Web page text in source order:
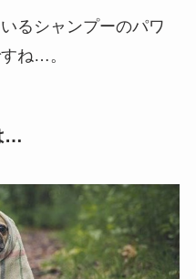
るシャンプーのパワ
ね…。
…